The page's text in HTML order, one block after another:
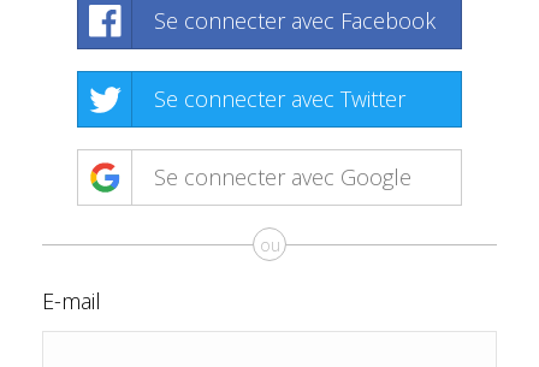
Se connecter avec Facebook
Se connecter avec Twitter
Se connecter avec Google
ou
E-mail